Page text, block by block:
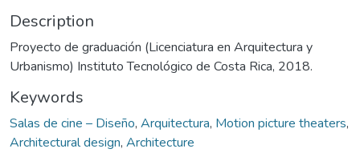
Description
Proyecto de graduación (Licenciatura en Arquitectura y
Urbanismo) Instituto Tecnológico de Costa Rica, 2018.
Keywords
Salas de cine – Diseño, Arquitectura, Motion picture theaters,
Architectural design, Architecture